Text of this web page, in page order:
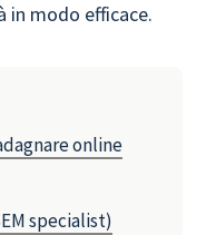
in modo efficace.
online
specialist)